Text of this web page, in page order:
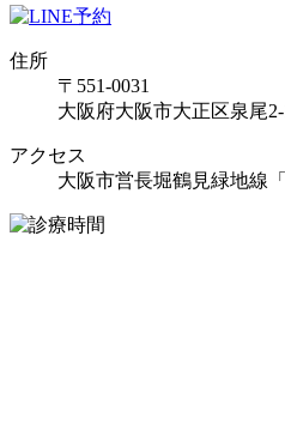
住所
〒551-0031
大阪府大阪市大正区泉尾2-
アクセス
大阪市営長堀鶴見緑地線